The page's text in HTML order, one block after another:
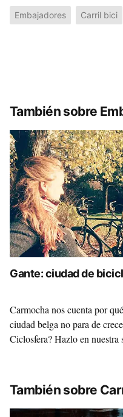
Embajadores Carril bici
También sobre
Gante: ciudad de
Carmocha nos cuenta por
ciudad belga no para de
Ciclosfera? Hazlo en nuestra
También sobre